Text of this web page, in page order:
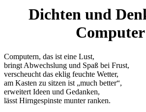
Dichten und
Computer
Computern, das ist eine Lust,
bringt Abwechslung und Spaß bei Frust,
verscheucht das eklig feuchte Wetter,
am Kasten zu sitzen ist
much better ,
erweitert Ideen und Gedanken,
lässt Hirngespinste munter ranken.